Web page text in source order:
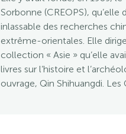
Sorbonne (CREOPS),
inlassable des recherches
extrême-orientales. Elle
collection « Asie » qu’elle
livres sur l’histoire et
ouvrage, Qin Shihuangdi. Les